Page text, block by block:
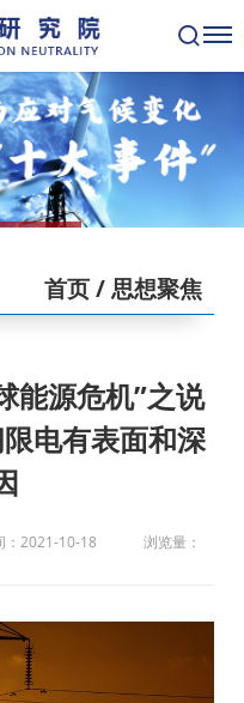
首页/ 思想聚焦
能源危机”之说
电有表面和深
：2021-10-18
浏览量：